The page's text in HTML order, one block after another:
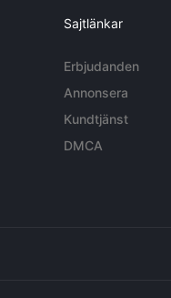
Sajtlänkar
Erbjudanden
Annonsera
Kundtjänst
DMCA